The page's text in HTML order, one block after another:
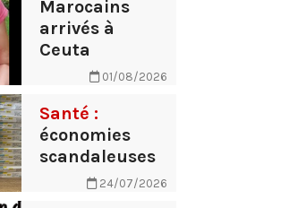
Marocains
arrivés à
Ceuta
01/08/2026
Santé :
économies
scandaleuses
24/07/2026